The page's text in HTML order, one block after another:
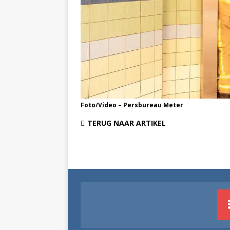
Foto/Video – Persbureau Meter
TERUG NAAR ARTIKEL